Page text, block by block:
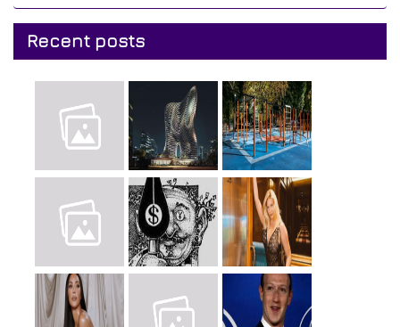
Recent posts